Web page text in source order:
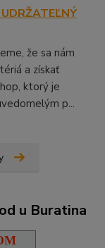
že sa nám
a získať
ktorý je
p...
u Buratina